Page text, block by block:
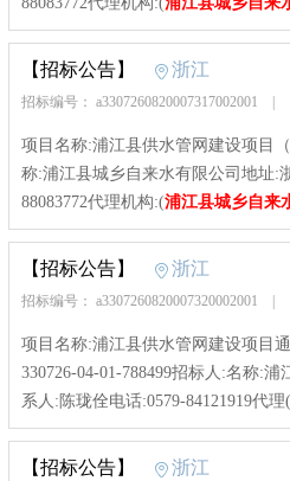
【招标公告】 浙江
招标编号： a3307260820007317002001
项目名称:浦江县供水管网建设项目
称:浦江县城乡自来水有限公司地址:
88083772代理机构:(浦江县城乡自来
【招标公告】 浙江
招标编号： a3307260820007320002001
项目名称:浦江县供水管网建设项目
330726-04-01-788499招标人:名称:
系人:陈珑佺电话:0579-84121919代理(
【招标公告】 浙江